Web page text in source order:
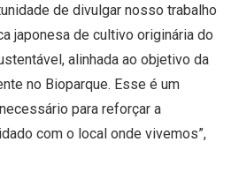
de divulgar nosso trabalho
japonesa de cultivo originária do
alinhada ao objetivo da
no Bioparque. Esse é um
para reforçar a
com o local onde vivemos”,